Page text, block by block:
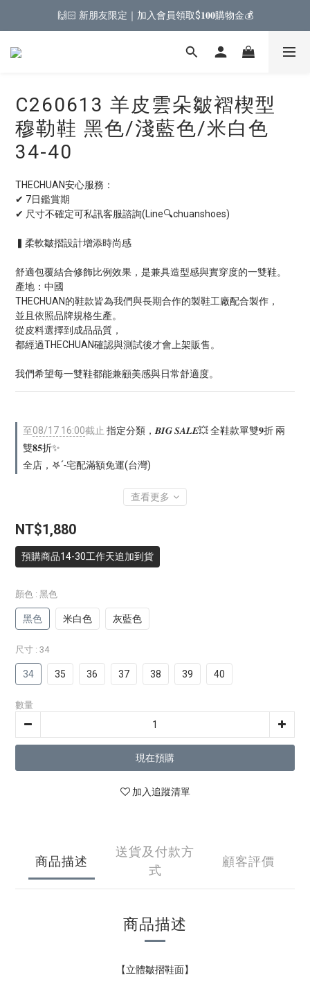
🙌🏻 新朋友限定｜加入會員領取$𝟏𝟎𝟎購物金💰
C260613 羊皮雲朵皺褶楔型
穆勒鞋 黑色/淺藍色/米白色
34-40
THECHUAN安心服務：
✔ 7日鑑賞期
✔ 尺寸不確定可私訊客服諮詢(Line🔍chuanshoes)
▍柔軟皺摺設計增添時尚感
舒適包覆結合修飾比例效果，是兼具造型感與實穿度的一雙鞋。
產地：中國
THECHUAN的鞋款皆為我們與長期合作的製鞋工廠配合製作，
並且依照品牌規格生產。
從皮料選擇到成品品質，
都經過THECHUAN確認與測試後才會上架販售。
我們希望每一雙鞋都能兼顧美感與日常舒適度。
至08/17 16:00截止 指定分類，𝑩𝑰𝑮 𝑺𝑨𝑳𝑬💥 全鞋款單雙𝟗折 兩
雙𝟖𝟓折✨
全店，𖤐ˊ˗宅配滿額免運(台灣)
查看更多
NT$1,880
預購商品14-30工作天追加到貨
顏色 : 黑色
黑色 米白色 灰藍色
尺寸 : 34
34 35 36 37 38 39 40
數量
現在預購
加入追蹤清單
商品描述
送貨及付款方
式
顧客評價
商品描述
【立體皺摺鞋面】